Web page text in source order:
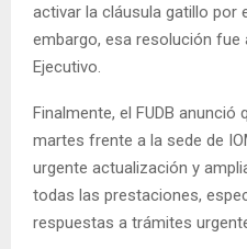
activar la cláusula gatillo por
embargo, esa resolución fue
Ejecutivo.
Finalmente, el FUDB
martes frente a la sede de
urgente actualización y
todas las prestaciones,
respuestas a trámites